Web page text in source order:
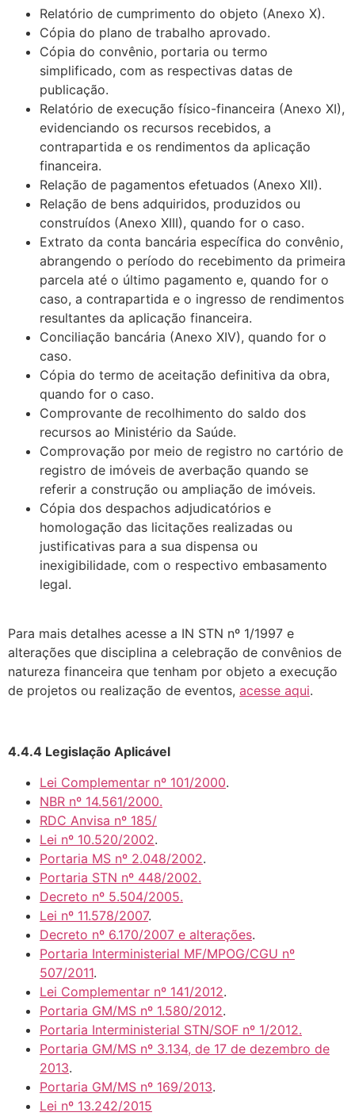
Relatório de cumprimento do objeto (Anexo X).
Cópia do plano de trabalho aprovado.
Cópia do convênio, portaria ou termo
simplificado, com as respectivas datas de
publicação.
Relatório de execução físico-financeira (Anexo XI),
evidenciando os recursos rece­bidos, a
contrapartida e os rendimentos da aplicação
financeira.
Relação de pagamentos efetuados (Anexo XII).
Relação de bens adquiridos, produzidos ou
construídos (Anexo XIII), quando for o caso.
Extrato da conta bancária específica do convênio,
abrangendo o período do rece­bimento da primeira
parcela até o último pagamento e, quando for o
caso, a contra­partida e o ingresso de rendimentos
resultantes da aplicação financeira.
Conciliação bancária (Anexo XIV), quando for o
caso.
Cópia do termo de aceitação definitiva da obra,
quando for o caso.
Comprovante de recolhimento do saldo dos
recursos ao Ministério da Saúde.
Comprovação por meio de registro no cartório de
registro de imóveis de averbação quando se
referir a construção ou ampliação de imóveis.
Cópia dos despachos adjudicatórios e
homologação das licitações realizadas ou
justificativas para a sua dispensa ou
inexigibilidade, com o respectivo embasamento
legal.
Para mais detalhes acesse a IN STN nº 1/1997 e
alterações que disciplina a celebração de convênios de
natureza financeira que tenham por objeto a execução
de projetos ou realização de eventos, acesse aqui.
4.4.4 Legislação Aplicável
Lei Complementar nº 101/2000.
NBR nº 14.561/2000.
RDC Anvisa nº 185/
Lei nº 10.520/2002.
Portaria MS nº 2.048/2002.
Portaria STN nº 448/2002.
Decreto nº 5.504/2005.
Lei nº 11.578/2007.
Decreto nº 6.170/2007 e alterações.
Portaria Interministerial MF/MPOG/CGU nº
507/2011.
Lei Complementar nº 141/2012.
Portaria GM/MS nº 1.580/2012.
Portaria Interministerial STN/SOF nº 1/2012.
Portaria GM/MS nº 3.134, de 17 de dezembro de
2013.
Portaria GM/MS nº 169/2013.
Lei nº 13.242/2015